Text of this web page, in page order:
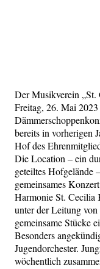
Der Musikverein „St.
Freitag, 26. Mai
bereits in vorherigen
Hof des
Die Location – ein
geteiltes Hofgelände
gemeinsames
Harmonie St. Cecilia
unter der Leitung
gemeinsame Stücke
Besonders
Jugendorchester.
wöchentlich